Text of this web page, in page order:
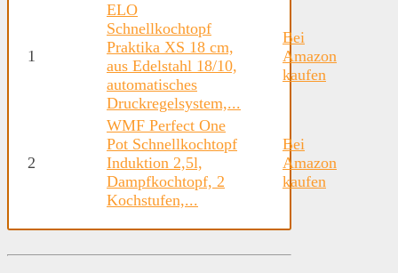
1
ELO
Schnellkochtopf
Praktika XS 18 cm,
aus Edelstahl 18/10,
automatisches
Druckregelsystem,...
Bei
Amazon
kaufen
2
WMF Perfect One
Pot Schnellkochtopf
Induktion 2,5l,
Dampfkochtopf, 2
Kochstufen,...
Bei
Amazon
kaufen